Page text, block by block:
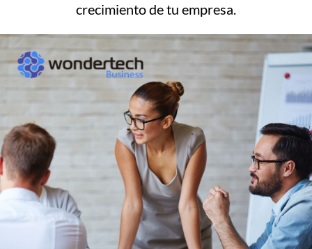
crecimiento de tu empresa.